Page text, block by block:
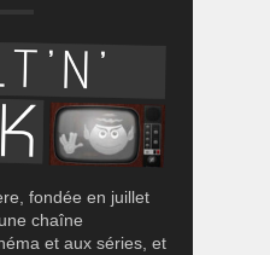
fondée en juillet
chaîne
et aux séries, et